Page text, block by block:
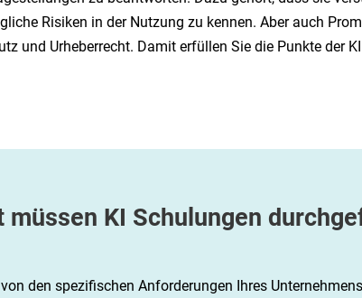
Risiken in der Nutzung zu kennen. Aber auch
und Urheberrecht. Damit erfüllen Sie die Punkte der
müssen KI Schulungen
den spezifischen Anforderungen Ihres